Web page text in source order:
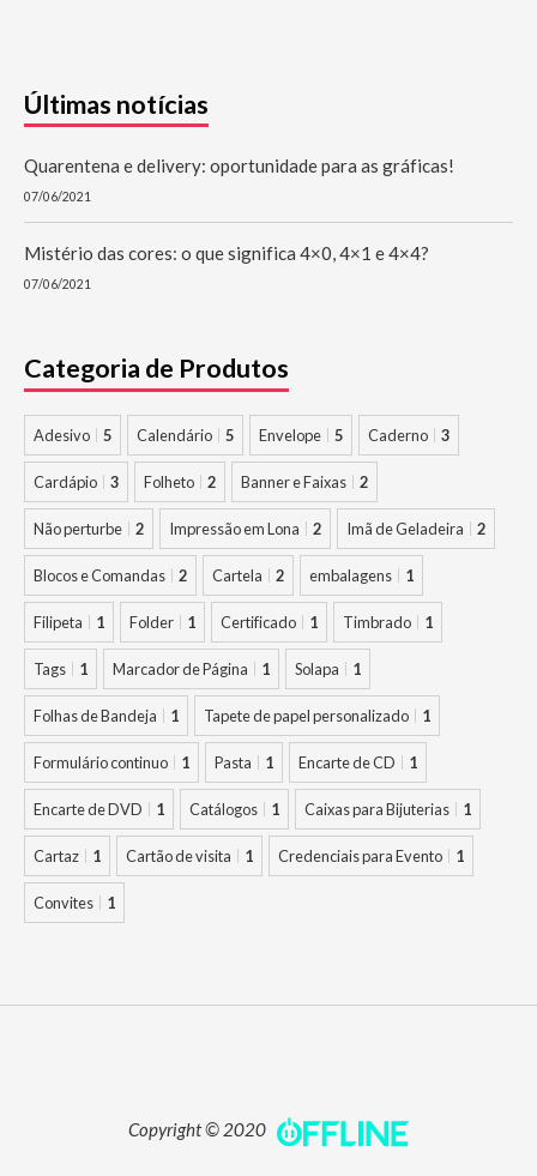
Últimas notícias
Quarentena e delivery: oportunidade para as gráficas!
07/06/2021
Mistério das cores: o que significa 4×0, 4×1 e 4×4?
07/06/2021
Categoria de Produtos
Adesivo 5 Calendário 5 Envelope 5 Caderno 3
Cardápio 3 Folheto 2 Banner e Faixas 2
Não perturbe 2 Impressão em Lona 2 Imã de Geladeira 2
Blocos e Comandas 2 Cartela 2 embalagens 1
Filipeta 1 Folder 1 Certificado 1 Timbrado 1
Tags 1 Marcador de Página 1 Solapa 1
Folhas de Bandeja 1 Tapete de papel personalizado 1
Formulário continuo 1 Pasta 1 Encarte de CD 1
Encarte de DVD 1 Catálogos 1 Caixas para Bijuterias 1
Cartaz 1 Cartão de visita 1 Credenciais para Evento 1
Convites 1
Copyright © 2020